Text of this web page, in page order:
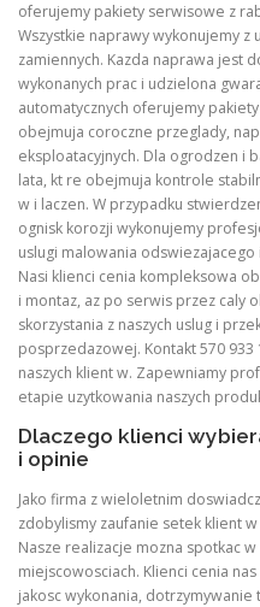
oferujemy pakiety serwisowe z
Wszystkie naprawy wykonujemy z
zamiennych. Kazda naprawa jest
wykonanych prac i udzielona
automatycznych oferujemy
obejmuja coroczne przeglady,
eksploatacyjnych. Dla ogrodzen i
lata, kt re obejmuja kontrole
w i laczen. W przypadku
ognisk korozji wykonujemy
uslugi malowania
Nasi klienci cenia kompleksowa
i montaz, az po serwis przez caly
skorzystania z naszych uslug i
posprzedazowej. Kontakt 570
naszych klient w. Zapewniamy
etapie uzytkowania naszych
Dlaczego klienci
i opinie
Jako firma z wieloletnim
zdobylismy zaufanie setek klient
Nasze realizacje mozna spotkac
miejscowosciach. Klienci cenia
jakosc wykonania,